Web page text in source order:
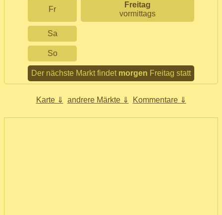
Fr
Freitag
vormittags
Sa
So
Der nächste Markt findet morgen Freitag statt
Karte ⇓ andrere Märkte ⇓ Kommentare ⇓